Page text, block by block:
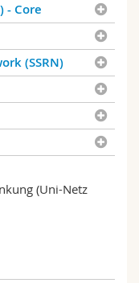
- Core
(SSRN)
(Uni-Netz